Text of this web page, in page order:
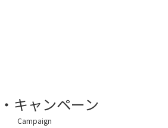
キャンペーン
Campaign